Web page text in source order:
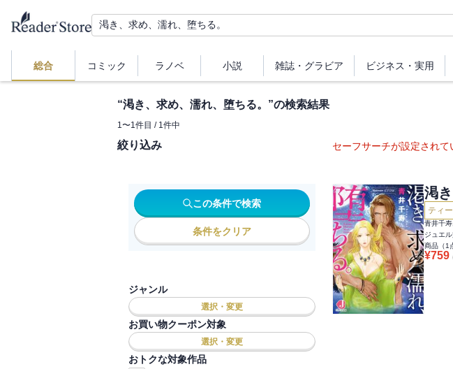
総合 コミック ラノベ 小説 雑誌・ グラビア ビジネス ・実用
“渇き、求め、濡れ、堕ちる。 ”の検索結果
1〜1件目 / 1件中
絞り込み
この条件で検索
条件をクリア
ジャンル
選択・変更
お買い物クーポン対象
選択・変更
おトクな対象作品
セーフサーチが設定されて
渇
ティ
青井千
ジュエ
商品（1
¥759